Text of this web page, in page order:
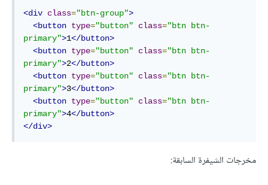
<div class="btn-group">
<button type="button" class="btn btn-
primary">1</button>
<button type="button" class="btn btn-
primary">2</button>
<button type="button" class="btn btn-
primary">3</button>
<button type="button" class="btn btn-
primary">4</button>
</div>
مخرجات الشيفرة السابقة: